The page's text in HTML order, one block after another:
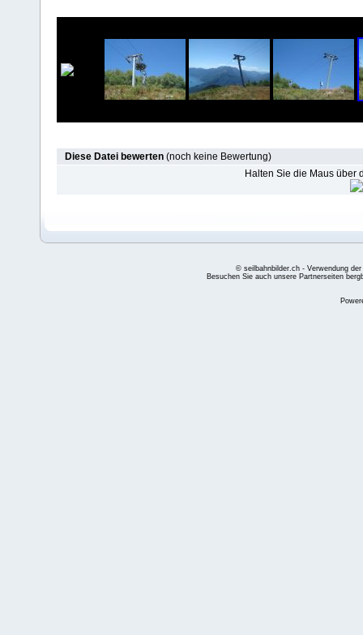
Diese Datei bewerten (noch keine Bewertung)
Halten Sie die Maus über
© seilbahnbilder.ch - Verwendung
Besuchen Sie auch unsere Partnerseiten